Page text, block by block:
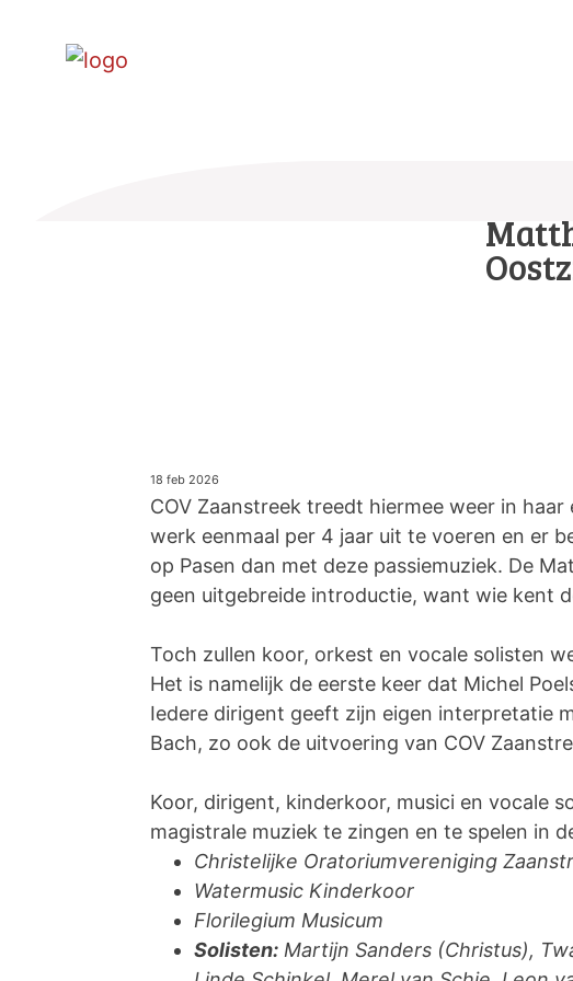
18 feb 2026
COV Zaanstreek treedt hiermee weer in
werk eenmaal per 4 jaar uit te voeren en er
op Pasen dan met deze passiemuziek. De
geen uitgebreide introductie, want wie kent
Toch zullen koor, orkest en vocale solisten
Het is namelijk de eerste keer dat Michel
Iedere dirigent geeft zijn eigen interpretatie
Bach, zo ook de uitvoering van COV
Koor, dirigent, kinderkoor, musici en vocale
magistrale muziek te zingen en te spelen in
Christelijke Oratoriumvereniging
Watermusic Kinderkoor
Florilegium Musicum
Solisten: Martijn Sanders (Christus),